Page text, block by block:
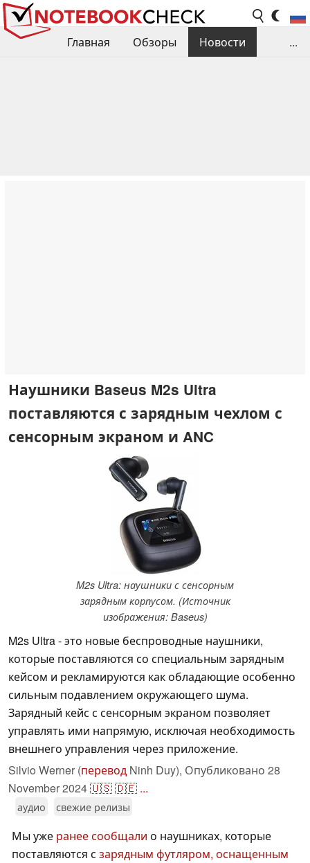
Главная Обзоры
Новости
...
Наушники Baseus M2s Ultra
поставляются с зарядным чехлом с
сенсорным экраном и ANC
M2s Ultra: наушники с сенсорным
зарядным корпусом. (Источник
изображения: Baseus)
M2s Ultra - это новые беспроводные наушники,
которые поставляются со специальным зарядным
кейсом и рекламируются как обладающие особенно
сильным подавлением окружающего шума.
Зарядный кейс с сенсорным экраном позволяет
управлять ими напрямую, исключая необходимость
внешнего управления через приложение.
Silvio Werner (перевод Ninh Duy), Опубликовано 28
November 2024🇺🇸🇩🇪 ...
аудио свежие релизы
Мы уже ранее сообщали о наушниках, которые
поставляются с зарядным футляром, оснащенным